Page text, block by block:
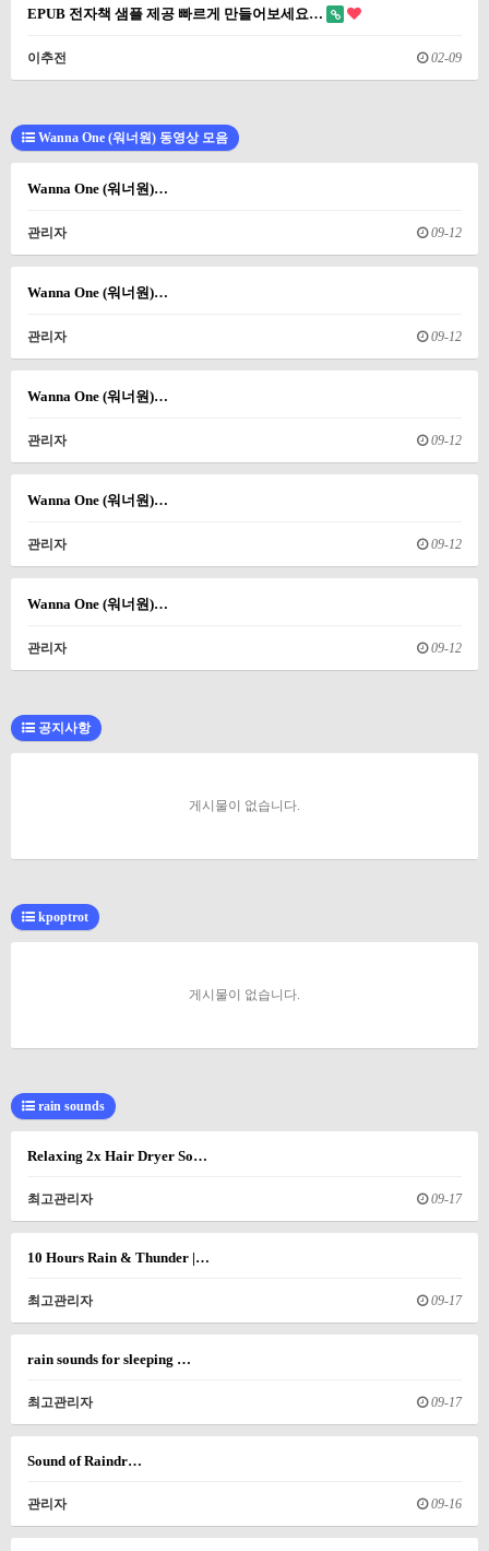
EPUB 전자책 샘플 제공 빠르게 만들어보세요…
이추전 02-09
Wanna One (워너원) 동영상 모음
Wanna One (워너원)…
관리자 09-12
Wanna One (워너원)…
관리자 09-12
Wanna One (워너원)…
관리자 09-12
Wanna One (워너원)…
관리자 09-12
Wanna One (워너원)…
관리자 09-12
공지사항
게시물이 없습니다.
kpoptrot
게시물이 없습니다.
rain sounds
Relaxing 2x Hair Dryer So…
최고관리자 09-17
10 Hours Rain & Thunder |…
최고관리자 09-17
rain sounds for sleeping …
최고관리자 09-17
Sound of Raindr…
관리자 09-16